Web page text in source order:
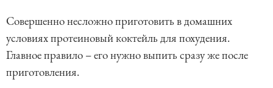
Совершенно несложно приготовить в домашних
условиях протеиновый коктейль для похудения.
Главное правило – его нужно выпить сразу же после
приготовления.